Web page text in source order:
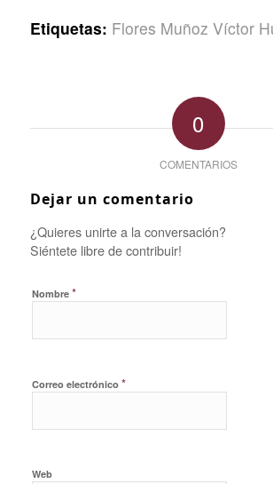
Etiquetas: Flores Muñoz Víctor
0
COMENTARIOS
Dejar un comentario
¿Quieres unirte a la conversación?
Siéntete libre de contribuir!
Nombre *
Correo electrónico *
Web